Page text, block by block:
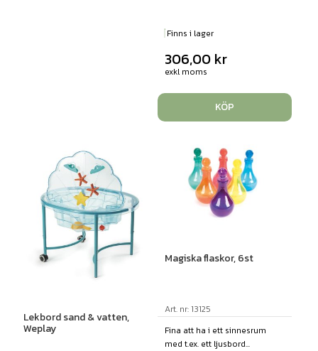
Finns i lager
306,00 kr
exkl moms
KÖP
Lekbord sand & vatten,
Weplay
Magiska flaskor, 6st
Art. nr: 13125
Fina att ha i ett sinnesrum
med t.ex. ett ljusbord...